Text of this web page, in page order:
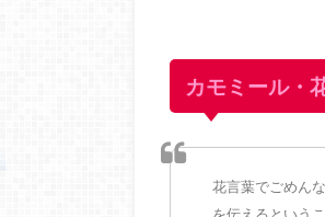
カモミール・
花言葉でごめん